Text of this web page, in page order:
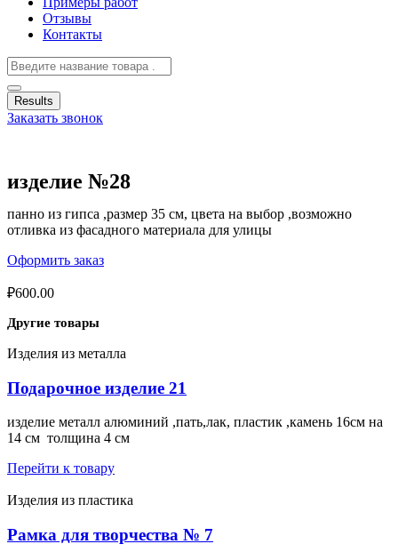
Отзывы
Контакты
Results
Заказать звонок
изделие №28
панно из гипса ,размер 35 см, цвета на выбор ,возможно
отливка из фасадного материала для улицы
Оформить заказ
₽600.00
Другие товары
Изделия из металла
Подарочное изделие 21
изделие металл алюминий ,пать,лак, пластик ,камень 16см на
14 см толщина 4 см
Перейти к товару
Изделия из пластика
Рамка для творчества № 7